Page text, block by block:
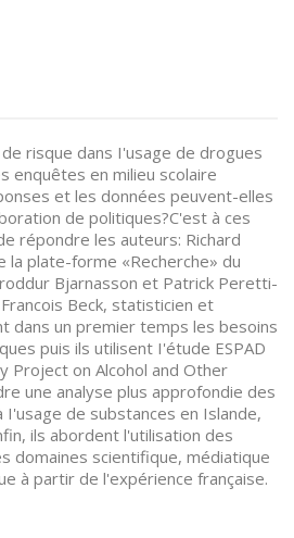
risque dans I'usage de drogues
enquêtes en milieu scolaire
et les données peuvent-elles
de politiques?C'est à ces
répondre les auteurs: Richard
la plate-forme «Recherche» du
Bjarnasson et Patrick Peretti-
Beck, statisticien et
dans un premier temps les besoins
puis ils utilisent I'étude ESPAD
Project on Alcohol and Other
une analyse plus approfondie des
de substances en Islande,
ils abordent l'utilisation des
domaines scientifique, médiatique
à partir de l'expérience française.